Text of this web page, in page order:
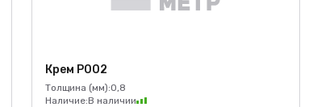
Крем Р002
Толщина (мм):0,8
Наличие:В наличии